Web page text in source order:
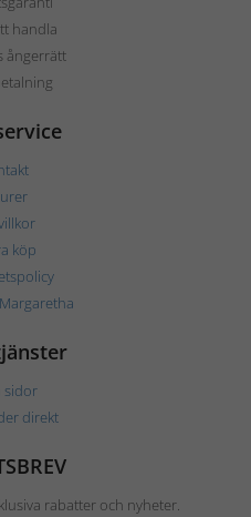
handla
ångerrätt
köp
sidor
direkt
rabatter och nyheter.